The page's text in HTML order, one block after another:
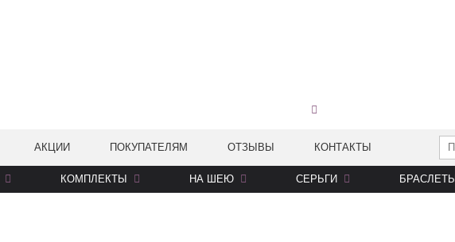
АКЦИИ ПОКУПАТЕЛЯМ ОТЗЫВЫ КОНТАКТЫ
КОМПЛЕКТЫ НА ШЕЮ СЕРЬГИ БРАСЛЕТЫ